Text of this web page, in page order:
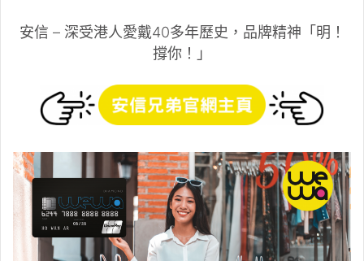
安信 – 深受港人愛戴40多年歷史，品牌精神「明！
撐你！」